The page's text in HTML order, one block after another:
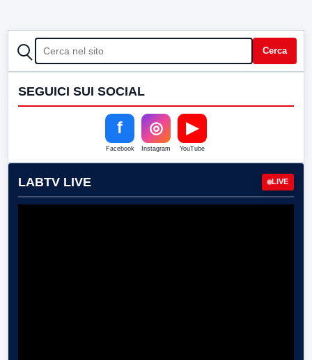
CERCA Cerca
SEGUICI SUI SOCIAL
f
Facebook
◎
Instagram
▶
YouTube
LABTV LIVE LIVE